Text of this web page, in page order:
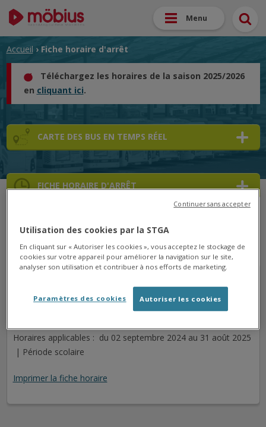
Menu
Accueil › Fiche horaire d'arrêt
Téléchargez les horaires de la saison 2025/2026
en cliquant ici.
CARTE DES BUS EN TEMPS RÉEL
FICHE HORAIRE D'ARRÊT
➜
➜
Cet arrêt n'est pas desservi pour le jour sélectionné.
Horaires applicables : du 02 septembre 2024 au 31 août 2025
| Période scolaire
Imprimer la fiche horaire
Utilisation des cookies par la STGA
En cliquant sur « Autoriser les cookies », vous acceptez le stockage de
cookies sur votre appareil pour améliorer la navigation sur le site,
analyser son utilisation et contribuer à nos efforts de marketing.
Autoriser les cookies
Paramètres des cookies
Continuer sans accepter